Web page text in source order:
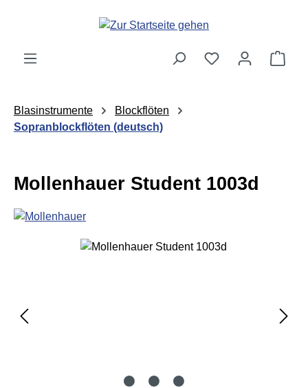
Zum Hauptinhalt springen
Blasinstrumente
Blockflöten
Sopranblockflöten (deutsch)
Mollenhauer Student 1003d
Bildergalerie überspringen